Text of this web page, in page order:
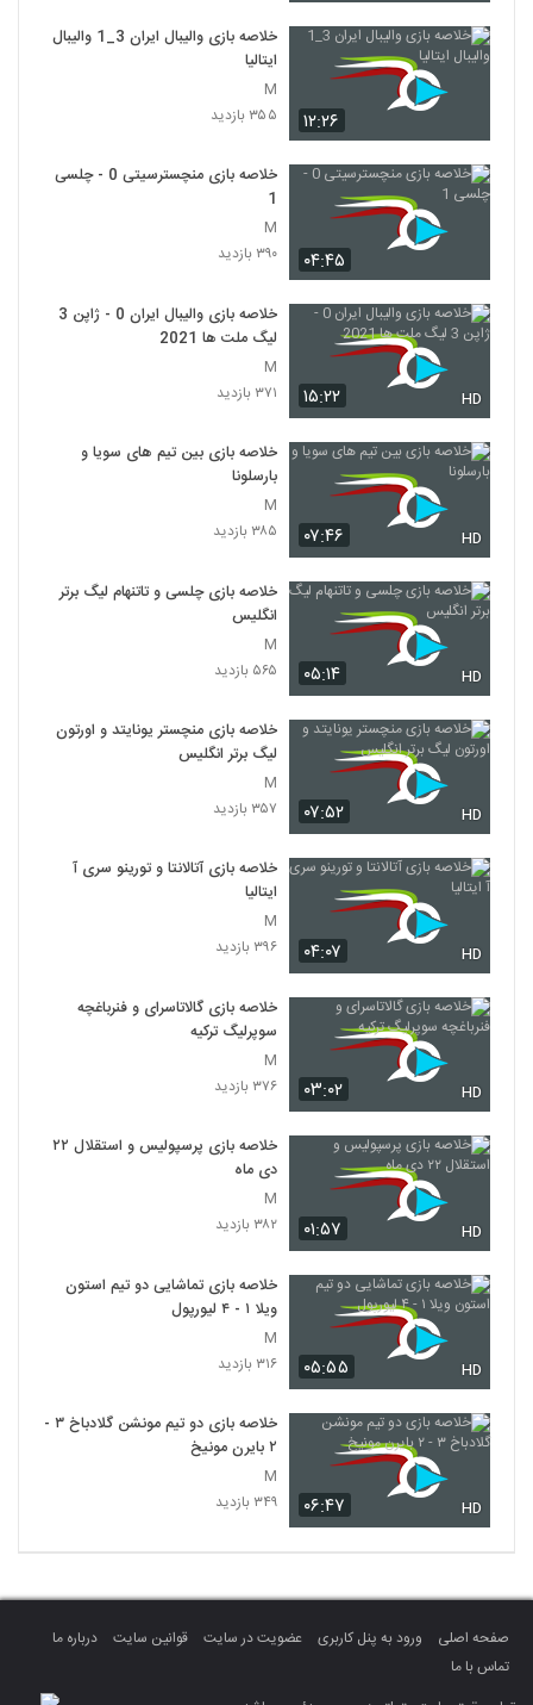
۱۲:۲۶
خلاصه بازی والیبال ایران 3_1 والیبال
ایتالیا
M
۳۵۵ بازدید
۰۴:۴۵
خلاصه بازی منچسترسیتی 0 - چلسی
1
M
۳۹۰ بازدید
۱۵:۲۲ HD
خلاصه بازی والیبال ایران 0 - ژاپن 3
لیگ ملت ها 2021
M
۳۷۱ بازدید
۰۷:۴۶ HD
خلاصه بازی بین تیم های سویا و
بارسلونا
M
۳۸۵ بازدید
۰۵:۱۴ HD
خلاصه بازی چلسی و تاتنهام لیگ برتر
انگلیس
M
۵۶۵ بازدید
۰۷:۵۲ HD
خلاصه بازی منچستر یونایتد و اورتون
لیگ برتر انگلیس
M
۳۵۷ بازدید
۰۴:۰۷ HD
خلاصه بازی آتالانتا و تورینو سری آ
ایتالیا
M
۳۹۶ بازدید
۰۳:۰۲ HD
خلاصه بازی گالاتاسرای و فنرباغچه
سوپرلیگ ترکیه
M
۳۷۶ بازدید
۰۱:۵۷ HD
خلاصه بازی پرسپولیس و استقلال ۲۲
دی ماه
M
۳۸۲ بازدید
۰۵:۵۵ HD
خلاصه بازی تماشایی دو تیم استون
ویلا ۱ - ۴ لیورپول
M
۳۱۶ بازدید
۰۶:۴۷ HD
خلاصه بازی دو تیم مونشن گلادباخ ۳ -
۲ بایرن مونیخ
M
۳۴۹ بازدید
صفحه اصلی ورود به پنل کاربری عضویت در سایت قوانین سایت
درباره ما
تماس با ما